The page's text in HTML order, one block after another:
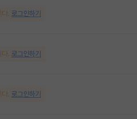
다. 로그인하기
다. 로그인하기
다. 로그인하기